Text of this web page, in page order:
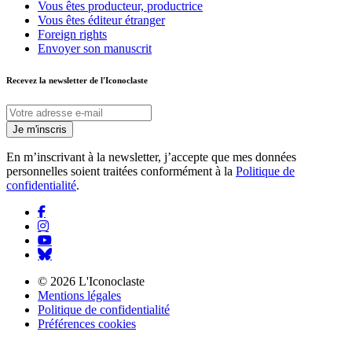
Vous êtes producteur, productrice
Vous êtes éditeur étranger
Foreign rights
Envoyer son manuscrit
Recevez la newsletter de l'Iconoclaste
Je m'inscris
En m’inscrivant à la newsletter, j’accepte que mes données
personnelles soient traitées conformément à la Politique de
confidentialité.
© 2026 L'Iconoclaste
Mentions légales
Politique de confidentialité
Préférences cookies